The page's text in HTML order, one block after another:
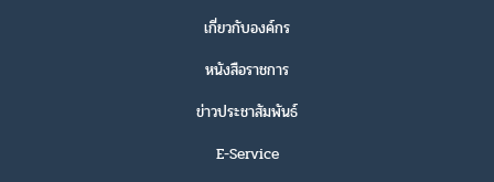
เกี่ยวกับองค์กร
หนังสือราชการ
ข่าวประชาสัมพันธ์
E-Service